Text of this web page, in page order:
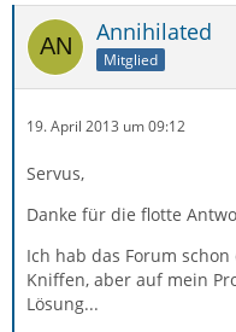
Annihilated
Mitglied
19. April 2013 um 09:12
Servus,
Danke für die flotte
Ich hab das Forum
Kniffen, aber auf mein
Lösung...